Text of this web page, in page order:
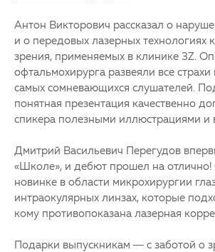
Антон Викторович рассказал о
и о передовых лазерных технологиях
зрения, применяемых в клинике 3Z.
офтальмохирурга развеяли все
самых сомневающихся слушателей.
понятная презентация качественно
спикера полезными иллюстрациями и
Дмитрий Васильевич Перегудов
«Школе», и дебют прошел на отлично!
новинке в области микрохирургии
интраокулярных линзах, которые
кому противопоказана лазерная
Подарки выпускникам — с заботой о